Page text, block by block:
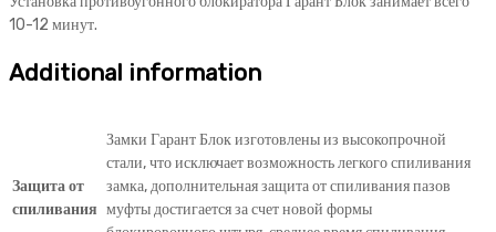
10-12 минут.
Additional information
Защита от
спиливания
Замки Гарант Блок изготовлены из высокопрочной
стали, что исключает возможность легкого спиливания
замка, дополнительная защита от спиливания пазов
муфты достигается за счет новой формы